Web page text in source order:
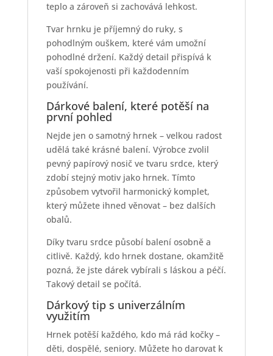
teplo a zároveň si zachovává lehkost.
Tvar hrnku je příjemný do ruky, s
pohodlným ouškem, které vám umožní
pohodlné držení. Každý detail přispívá k
vaší spokojenosti při každodenním
používání.
Dárkové balení, které potěší na
první pohled
Nejde jen o samotný hrnek – velkou radost
udělá také krásné balení. Výrobce zvolil
pevný papírový nosič ve tvaru srdce, který
zdobí stejný motiv jako hrnek. Tímto
způsobem vytvořil harmonický komplet,
který můžete ihned věnovat – bez dalších
obalů.
Díky tvaru srdce působí balení osobně a
citlivě. Každý, kdo hrnek dostane, okamžitě
pozná, že jste dárek vybírali s láskou a péčí.
Takový detail se počítá.
Dárkový tip s univerzálním
využitím
Hrnek potěší každého, kdo má rád kočky –
děti, dospělé, seniory. Můžete ho darovat k